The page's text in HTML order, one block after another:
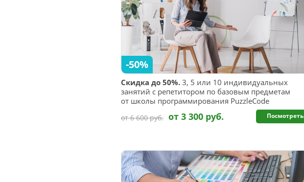
Скидка до 50%. 3, 5 или 10 индивидуальных
занятий с репетитором по базовым предметам
от школы программирования PuzzleCode
-50%
от 6 600 руб. от 3 300 руб. Посмотреть